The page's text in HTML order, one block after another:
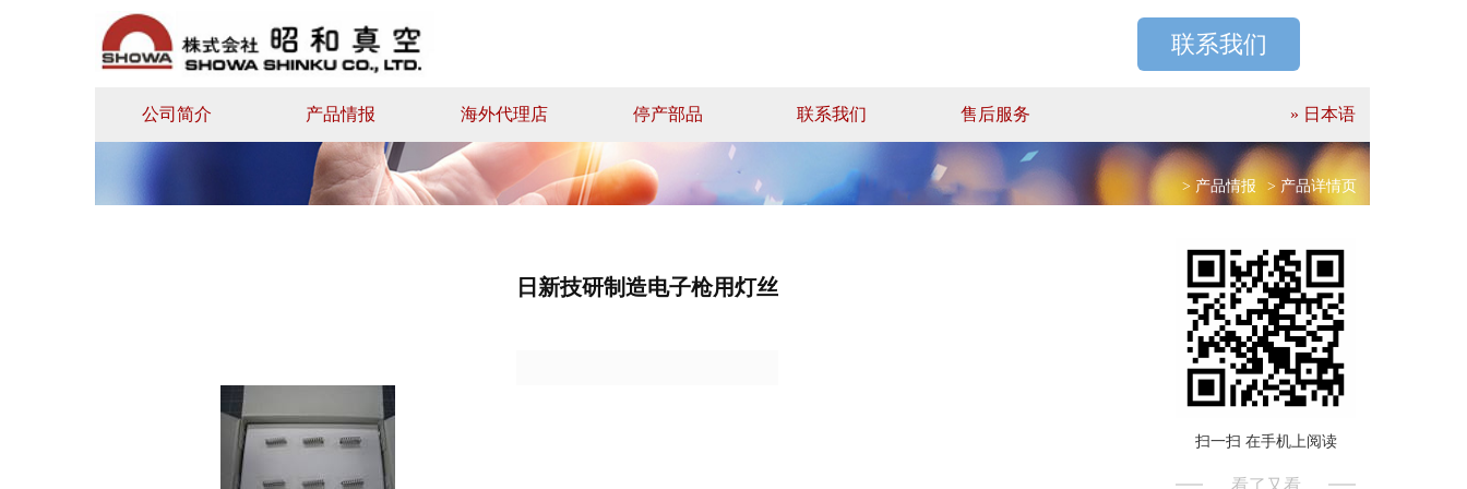
联系我们
公司简介 产品情报 海外代理店 停产部品 联系我们 售后服务 » 日本语
> 产品情报 > 产品详情页
日新技研制造电子枪用灯丝
扫一扫 在手机上阅读